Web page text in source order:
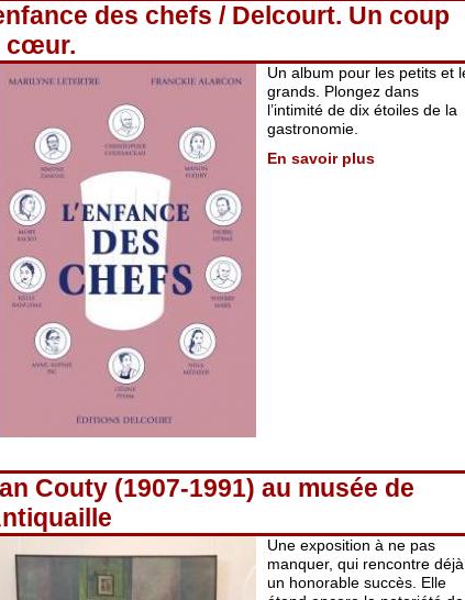
des chefs / Delcourt. Un coup
cœur.
Un album pour les petits et
grands. Plongez dans
l’intimité de dix étoiles de la
gastronomie.
En savoir plus
Couty (1907-1991) au musée de
Une exposition à ne pas
manquer, qui rencontre déjà
un honorable succès. Elle